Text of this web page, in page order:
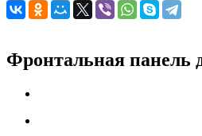
Фронтальная панель